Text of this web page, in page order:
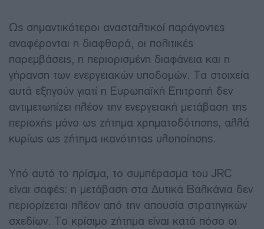
Ως σημαντικότεροι ανασταλτικοί παράγοντες
αναφέρονται η διαφθορά, οι πολιτικές
παρεμβάσεις, η περιορισμένη διαφάνεια και η
γήρανση των ενεργειακών υποδομών. Τα στοιχεία
αυτά εξηγούν γιατί η Ευρωπαϊκή Επιτροπή δεν
αντιμετωπίζει πλέον την ενεργειακή μετάβαση της
περιοχής μόνο ως ζήτημα χρηματοδότησης, αλλά
κυρίως ως ζήτημα ικανότητας υλοποίησης.
Υπό αυτό το πρίσμα, το συμπέρασμα του JRC
είναι σαφές: η μετάβαση στα Δυτικά Βαλκάνια δεν
περιορίζεται πλέον από την απουσία στρατηγικών
σχεδίων. Το κρίσιμο ζήτημα είναι κατά πόσο οι